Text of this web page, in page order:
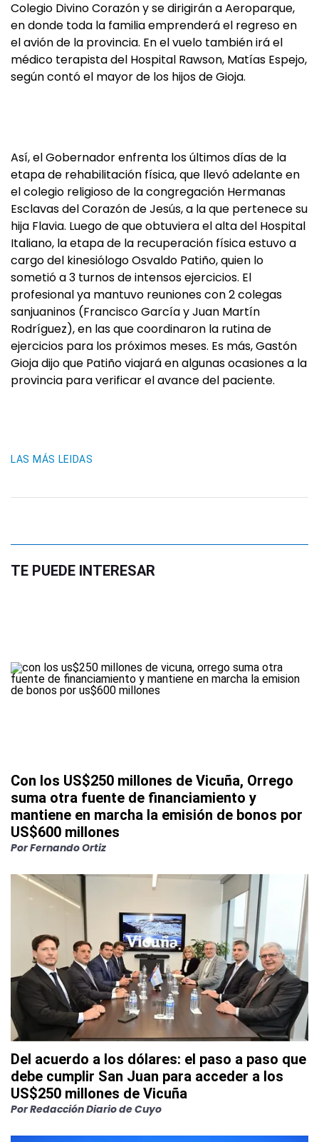
Colegio Divino Corazón y se dirigirán a Aeroparque,
en donde toda la familia emprenderá el regreso en
el avión de la provincia. En el vuelo también irá el
médico terapista del Hospital Rawson, Matías Espejo,
según contó el mayor de los hijos de Gioja.
Así, el Gobernador enfrenta los últimos días de la
etapa de rehabilitación física, que llevó adelante en
el colegio religioso de la congregación Hermanas
Esclavas del Corazón de Jesús, a la que pertenece su
hija Flavia. Luego de que obtuviera el alta del Hospital
Italiano, la etapa de la recuperación física estuvo a
cargo del kinesiólogo Osvaldo Patiño, quien lo
sometió a 3 turnos de intensos ejercicios. El
profesional ya mantuvo reuniones con 2 colegas
sanjuaninos (Francisco García y Juan Martín
Rodríguez), en las que coordinaron la rutina de
ejercicios para los próximos meses. Es más, Gastón
Gioja dijo que Patiño viajará en algunas ocasiones a la
provincia para verificar el avance del paciente.
LAS MÁS LEIDAS
TE PUEDE INTERESAR
Con los US$250 millones de Vicuña, Orrego
suma otra fuente de financiamiento y
mantiene en marcha la emisión de bonos por
US$600 millones
PorFernando Ortiz
Del acuerdo a los dólares: el paso a paso que
debe cumplir San Juan para acceder a los
US$250 millones de Vicuña
PorRedacción Diario de Cuyo